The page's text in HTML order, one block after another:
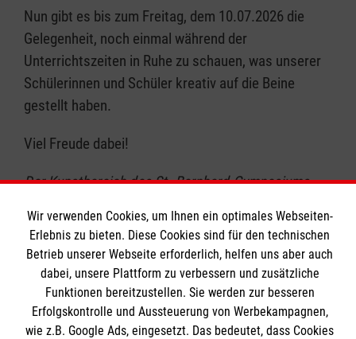
Nun gibt es bis zum Freitag, dem 10.07.2026 die
Gelegenheit, noch einmal während der
Unterrichtszeiten in Ruhe zu schauen, was unserer
Schülerinnen und Schüler kreativ auf die Beine
gestellt haben.
Viel Freude dabei!
Der Kunstbereich des St.-Bernhard-Gymnasiums
Das St.-Bernhard-Gymnasium
Wir verwenden Cookies, um Ihnen ein optimales Webseiten-
Erlebnis zu bieten. Diese Cookies sind für den technischen
Betrieb unserer Webseite erforderlich, helfen uns aber auch
dabei, unsere Plattform zu verbessern und zusätzliche
Funktionen bereitzustellen. Sie werden zur besseren
Erfolgskontrolle und Aussteuerung von Werbekampagnen,
wie z.B. Google Ads, eingesetzt. Das bedeutet, dass Cookies